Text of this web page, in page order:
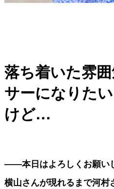
落ち着いた雰
サーになりた
けど…
――本日はよろしくお願い
横山さんが現れるまで河